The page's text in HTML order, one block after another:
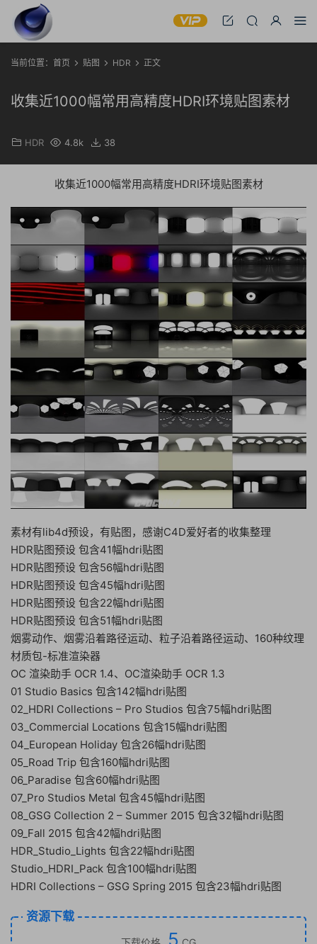
当前位置： 首页 贴图 HDR 正文
收集近1000幅常用高精度HDRI环境贴图素材
HDR 4.8k 38
收集近1000幅常用高精度HDRI环境贴图素材
素材有lib4d预设，有贴图，感谢C4D爱好者的收集整理
HDR贴图预设 包含41幅hdri贴图
HDR贴图预设 包含56幅hdri贴图
HDR贴图预设 包含45幅hdri贴图
HDR贴图预设 包含22幅hdri贴图
HDR贴图预设 包含51幅hdri贴图
烟雾动作、烟雾沿着路径运动、粒子沿着路径运动、160种纹理
材质包-标准渲染器
OC 渲染助手 OCR 1.4、OC渲染助手 OCR 1.3
01 Studio Basics 包含142幅hdri贴图
02_HDRI Collections – Pro Studios 包含75幅hdri贴图
03_Commercial Locations 包含15幅hdri贴图
04_European Holiday 包含26幅hdri贴图
05_Road Trip 包含160幅hdri贴图
06_Paradise 包含60幅hdri贴图
07_Pro Studios Metal 包含45幅hdri贴图
08_GSG Collection 2 – Summer 2015 包含32幅hdri贴图
09_Fall 2015 包含42幅hdri贴图
HDR_Studio_Lights 包含22幅hdri贴图
Studio_HDRI_Pack 包含100幅hdri贴图
HDRI Collections – GSG Spring 2015 包含23幅hdri贴图
资源下载